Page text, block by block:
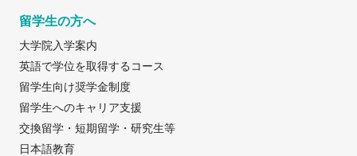
留学生の方へ
大学院入学案内
英語で学位を取得するコース
留学生向け奨学金制度
留学生へのキャリア支援
交換留学・短期留学・研究生等
日本語教育